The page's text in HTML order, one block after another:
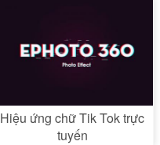
Hiệu ứng chữ Tik Tok trực
tuyến